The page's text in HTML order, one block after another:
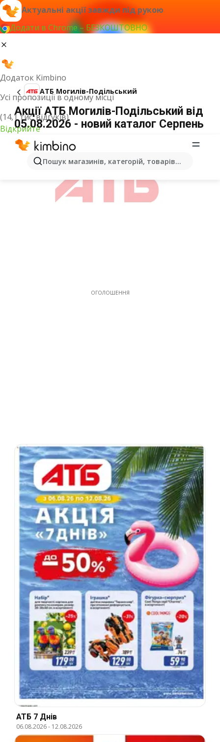
Актуальні акції завжди під рукою
Додати в Chrome – БЕЗКОШТОВНО
Додаток Kimbino
Усі пропозиції в одному місці
(14,1 тис. відгуків)
Відкрийте
Пошук магазинів, категорій, товарів...
АТБ Могилів-Подільський
Акції АТБ Могилів-Подільський від
05.08.2026 - новий каталог Серпень
ОГОЛОШЕННЯ
АТБ 7 Днів
06.08.2026- 12.08.2026